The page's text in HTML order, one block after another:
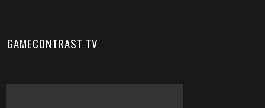
GAMECONTRAST TV